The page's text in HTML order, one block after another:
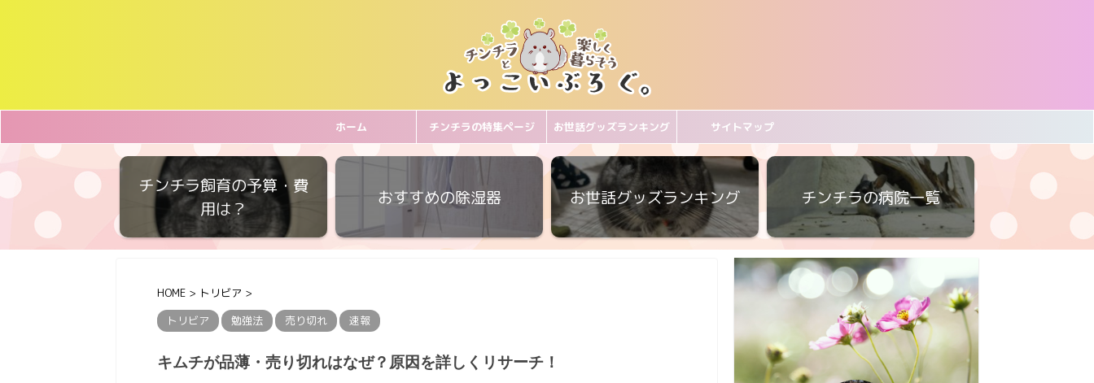
ホーム チンチラの特集ページ お世話グッズランキング サイトマップ
チンチラ飼育の予算・費
用は？
おすすめの除湿器 お世話グッズランキング チンチラの病院一覧
HOME > トリビア >
トリビア
勉強法 売り切れ 速報
キムチが品薄・売り切れはなぜ？原因を詳しくリサーチ！